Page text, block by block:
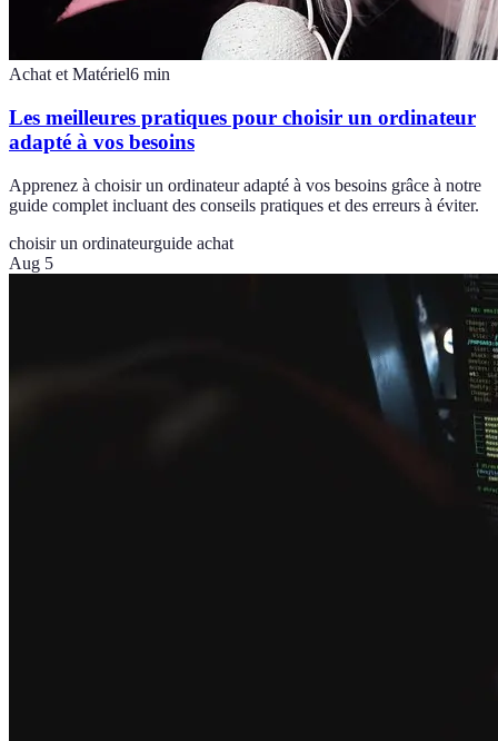
Achat et Matériel6 min
Les meilleures pratiques pour choisir un ordinateur
adapté à vos besoins
Apprenez à choisir un ordinateur adapté à vos besoins grâce à notre
guide complet incluant des conseils pratiques et des erreurs à éviter.
choisir un ordinateurguide achat
Aug 5